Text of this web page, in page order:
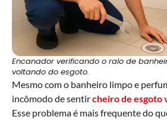
Encanador verificando o ralo de
voltando do esgoto.
Mesmo com o banheiro limpo e
incômodo de sentircheiro de esgoto
Esse problema é mais frequente do